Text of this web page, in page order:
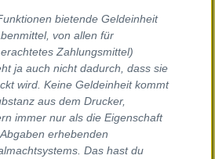
bietende Geldeinheit
von allen für
Zahlungsmittel)
ja auch nicht dadurch, dass sie
wird. Keine Geldeinheit kommt
aus dem Drucker,
immer nur als die Eigenschaft
erhebenden
Das hast du